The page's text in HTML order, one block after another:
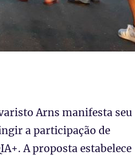
Arns manifesta seu
a participação de
A proposta estabelece